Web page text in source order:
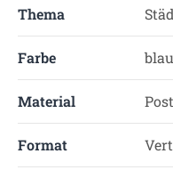
Thema
Farbe
Material
Format